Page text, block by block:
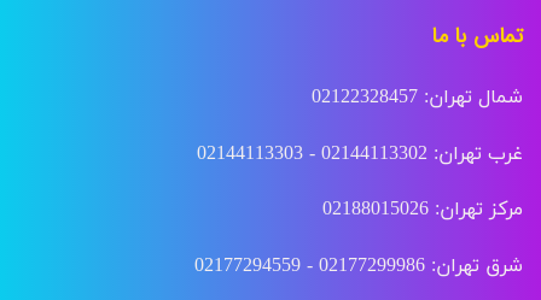
تماس با ما
شمال تهران: 02122328457
غرب تهران: 02144113302 - 02144113303
مرکز تهران: 02188015026
شرق تهران: 02177299986 - 02177294559